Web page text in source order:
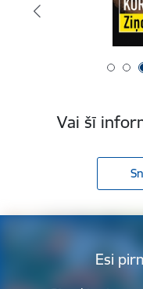
Vai šī
Esi